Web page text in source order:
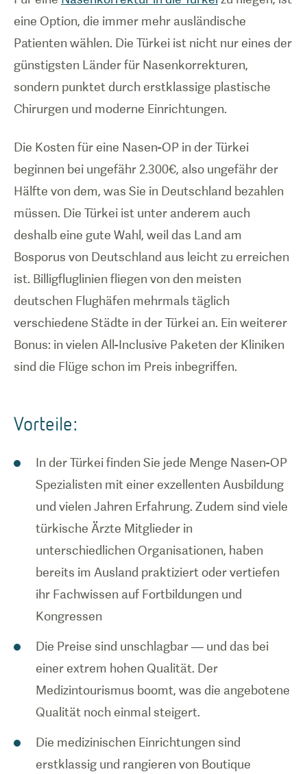
eine Option, die immer mehr ausländische
Patienten wählen. Die Türkei ist nicht nur eines der
günstigsten Länder für Nasenkorrekturen,
sondern punktet durch erstklassige plastische
Chirurgen und moderne Einrichtungen.
Die Kosten für eine Nasen-OP in der Türkei
beginnen bei ungefähr 2.300€, also ungefähr der
Hälfte von dem, was Sie in Deutschland bezahlen
müssen. Die Türkei ist unter anderem auch
deshalb eine gute Wahl, weil das Land am
Bosporus von Deutschland aus leicht zu erreichen
ist. Billigfluglinien fliegen von den meisten
deutschen Flughäfen mehrmals täglich
verschiedene Städte in der Türkei an. Ein weiterer
Bonus: in vielen All-Inclusive Paketen der Kliniken
sind die Flüge schon im Preis inbegriffen.
Vorteile:
In der Türkei finden Sie jede Menge Nasen-OP
Spezialisten mit einer exzellenten Ausbildung
und vielen Jahren Erfahrung. Zudem sind viele
türkische Ärzte Mitglieder in
unterschiedlichen Organisationen, haben
bereits im Ausland praktiziert oder vertiefen
ihr Fachwissen auf Fortbildungen und
Kongressen
Die Preise sind unschlagbar — und das bei
einer extrem hohen Qualität. Der
Medizintourismus boomt, was die angebotene
Qualität noch einmal steigert.
Die medizinischen Einrichtungen sind
erstklassig und rangieren von Boutique